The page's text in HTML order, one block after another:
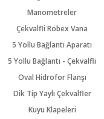
Manometreler
Çekvalfli Robex Vana
5 Yollu Bağlantı Aparatı
5 Yollu Bağlantı - Çekvalfli
Oval Hidrofor Flanşı
Dik Tip Yaylı Çekvalfler
Kuyu Klapeleri